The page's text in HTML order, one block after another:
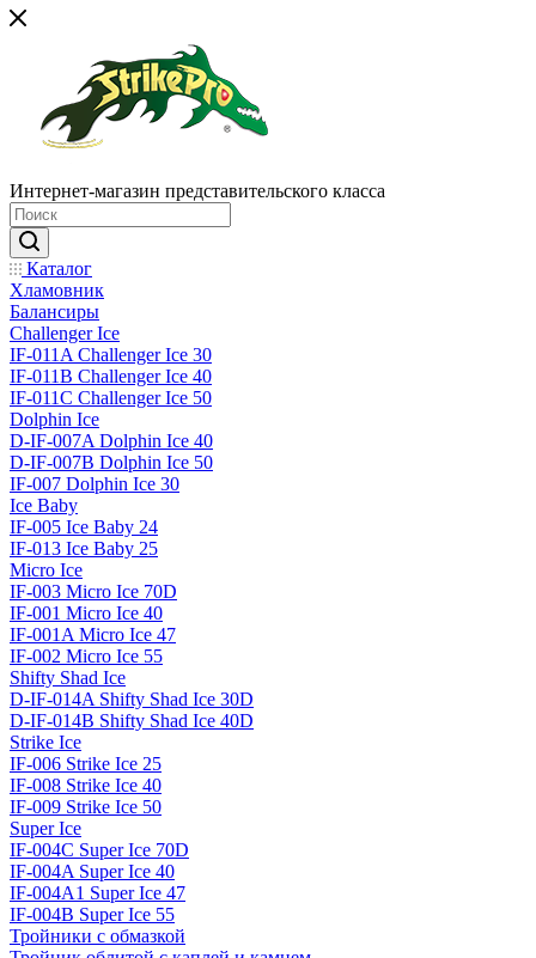
Интернет-магазин представительского класса
Каталог
Хламовник
Балансиры
Challenger Ice
IF-011A Challenger Ice 30
IF-011B Challenger Ice 40
IF-011C Challenger Ice 50
Dolphin Ice
D-IF-007A Dolphin Ice 40
D-IF-007B Dolphin Ice 50
IF-007 Dolphin Ice 30
Ice Baby
IF-005 Ice Baby 24
IF-013 Ice Baby 25
Micro Ice
IF-003 Micro Ice 70D
IF-001 Micro Ice 40
IF-001A Micro Ice 47
IF-002 Micro Ice 55
Shifty Shad Ice
D-IF-014A Shifty Shad Ice 30D
D-IF-014B Shifty Shad Ice 40D
Strike Ice
IF-006 Strike Ice 25
IF-008 Strike Ice 40
IF-009 Strike Ice 50
Super Ice
IF-004C Super Ice 70D
IF-004A Super Ice 40
IF-004A1 Super Ice 47
IF-004B Super Ice 55
Тройники с обмазкой